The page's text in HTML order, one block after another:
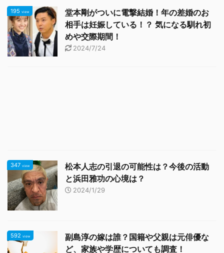
195 view
堂本剛がついに電撃結婚！年の差婚のお
相手は妊娠している！？ 気になる馴れ初
めや交際期間！
2024/7/24
347 view
松本人志の引退の可能性は？今後の活動
と浜田雅功の心境は？
2024/1/29
592 view
副島淳の嫁は誰？国籍や父親は元俳優な
ど、家族や学歴についても調査！